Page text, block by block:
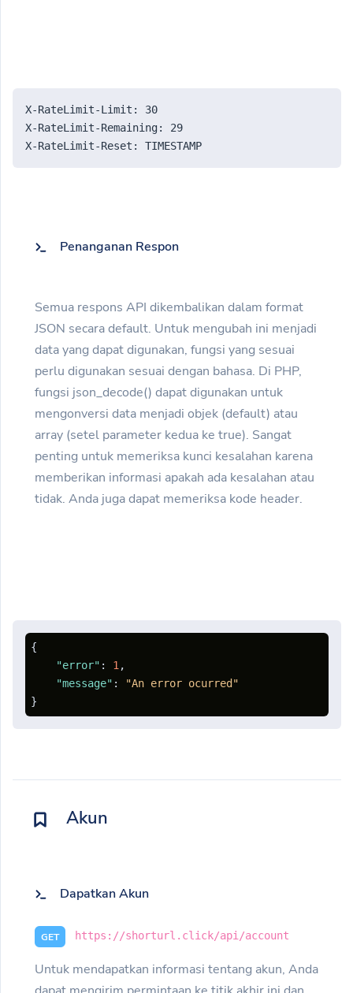
X-RateLimit-Limit: 30
X-RateLimit-Remaining: 29
X-RateLimit-Reset: TIMESTAMP
Penanganan Respon
Semua respons API dikembalikan dalam format
JSON secara default. Untuk mengubah ini menjadi
data yang dapat digunakan, fungsi yang sesuai
perlu digunakan sesuai dengan bahasa. Di PHP,
fungsi json_decode() dapat digunakan untuk
mengonversi data menjadi objek (default) atau
array (setel parameter kedua ke true). Sangat
penting untuk memeriksa kunci kesalahan karena
memberikan informasi apakah ada kesalahan atau
tidak. Anda juga dapat memeriksa kode header.
{
"error" : 1 ,
"message" :
"An error ocurred"
}
Akun
Dapatkan Akun
GET https://shorturl.click/api/account
Untuk mendapatkan informasi tentang akun, Anda